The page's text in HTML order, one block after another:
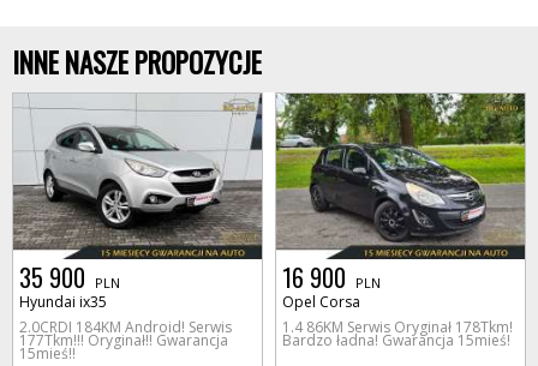
INNE NASZE PROPOZYCJE
35 900 PLN
Hyundai ix35
2.0CRDI 184KM Android! Serwis
177Tkm!!! Oryginał!! Gwarancja
15mieś!!
16 900 PLN
Opel Corsa
1.4 86KM Serwis Oryginał 178Tkm!
Bardzo ładna! Gwarancja 15mieś!